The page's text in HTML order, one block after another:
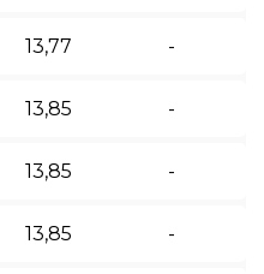
13,77 -
13,85 -
13,85 -
13,85 -